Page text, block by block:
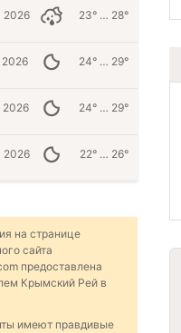
2026 23° … 28°
2026 24° … 29°
2026 24° … 29°
2026 22° … 26°
на странице
сайта
предоставлена
Крымский Рей в
имеют правдивые